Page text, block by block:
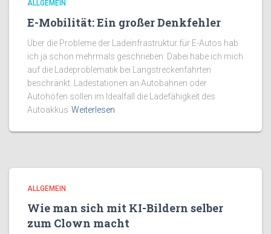
ALLGEMEIN
E-Mobilität: Ein großer Denkfehler
Über die Probleme der Ladeinfrastruktur für E-Autos hab
ich ja schon mehrmals geschrieben. Dabei habe ich mich
auf die Ladeproblematik bei Langstreckenfahrten
beschränkt. Ladestationen an Autobahnen oder
Autohöfen sollen im Idealfall die Ladefähigkeit des
Autoakkus Weiterlesen
ALLGEMEIN
Wie man sich mit KI-Bildern selber
zum Clown macht